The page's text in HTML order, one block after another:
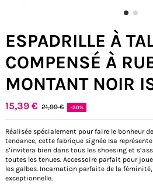
ESPADRILLE À
COMPENSÉ À
MONTANT NOIR
15,39 € 21,99 € -30%
Réalisée spécialement pour faire le bonheur
tendance, cette fabrique signée Isa
s’invitera bien dans tous les shoesing et
toutes les tenues. Accessoire parfait pour
les galbes. Incarnation parfaite de la
exceptionnelle.